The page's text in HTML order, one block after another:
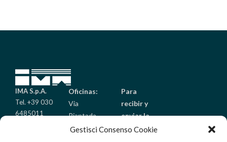
Gestisci Consenso Cookie
IMA S.p.A.
Tel. +39 030
6485011
Oficinas:
Via
Piantada
9/A
Para
recibir y
enviar la
mercancía: